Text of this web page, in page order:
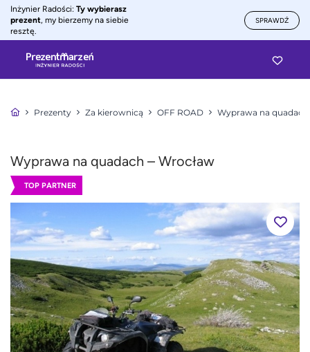
Inżynier Radości: Ty wybierasz
prezent, my bierzemy na siebie
resztę.
SPRAWDŹ
Prezenty Za kierownicą OFF ROAD Wyprawa na quadach
Wyprawa na quadach – Wrocław
TOP PARTNER